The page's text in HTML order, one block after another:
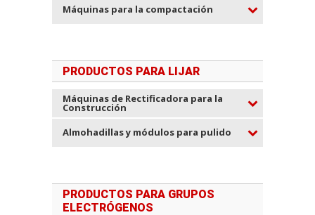
Máquinas para la compactación
PRODUCTOS PARA LIJAR
Máquinas de Rectificadora para la
Construcción
Almohadillas y módulos para pulido
PRODUCTOS PARA GRUPOS
ELECTRÓGENOS